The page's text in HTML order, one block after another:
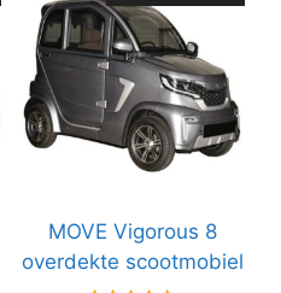
MOVE Vigorous 8
overdekte scootmobiel